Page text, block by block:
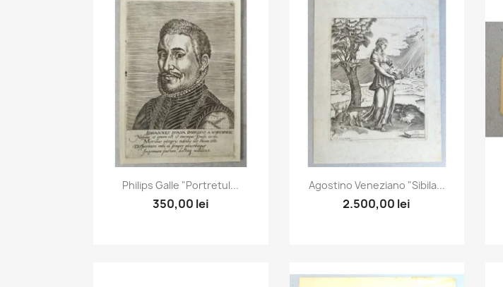
Vizualizare rapida
Philips Galle "Portretul...
350,00 lei
Vizualizare rapida
Agostino Veneziano "Sibila...
2.500,00 lei